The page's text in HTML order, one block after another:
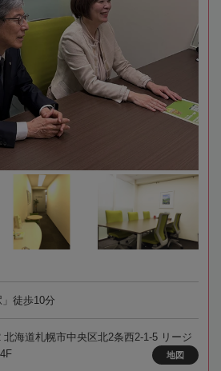
徒歩10分
北海道札幌市中央区北2条西2-1-5 リージ
地図